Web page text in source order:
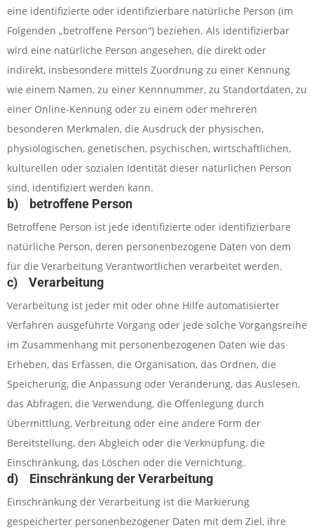
eine identifizierte oder identifizierbare natürliche Person (im
Folgenden „betroffene Person“) beziehen. Als identifizierbar
wird eine natürliche Person angesehen, die direkt oder
indirekt, insbesondere mittels Zuordnung zu einer Kennung
wie einem Namen, zu einer Kennnummer, zu Standortdaten, zu
einer Online-Kennung oder zu einem oder mehreren
besonderen Merkmalen, die Ausdruck der physischen,
physiologischen, genetischen, psychischen, wirtschaftlichen,
kulturellen oder sozialen Identität dieser natürlichen Person
sind, identifiziert werden kann.
b) betroffene Person
Betroffene Person ist jede identifizierte oder identifizierbare
natürliche Person, deren personenbezogene Daten von dem
für die Verarbeitung Verantwortlichen verarbeitet werden.
c) Verarbeitung
Verarbeitung ist jeder mit oder ohne Hilfe automatisierter
Verfahren ausgeführte Vorgang oder jede solche Vorgangsreihe
im Zusammenhang mit personenbezogenen Daten wie das
Erheben, das Erfassen, die Organisation, das Ordnen, die
Speicherung, die Anpassung oder Veränderung, das Auslesen,
das Abfragen, die Verwendung, die Offenlegung durch
Übermittlung, Verbreitung oder eine andere Form der
Bereitstellung, den Abgleich oder die Verknüpfung, die
Einschränkung, das Löschen oder die Vernichtung.
d) Einschränkung der Verarbeitung
Einschränkung der Verarbeitung ist die Markierung
gespeicherter personenbezogener Daten mit dem Ziel, ihre